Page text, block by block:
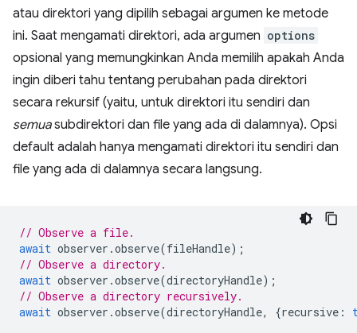
atau direktori yang dipilih sebagai argumen ke metode
ini. Saat mengamati direktori, ada argumen options
opsional yang memungkinkan Anda memilih apakah Anda
ingin diberi tahu tentang perubahan pada direktori
secara rekursif (yaitu, untuk direktori itu sendiri dan
semuasubdirektori dan file yang ada di dalamnya). Opsi
default adalah hanya mengamati direktori itu sendiri dan
file yang ada di dalamnya secara langsung.
// Observe a file.
await observer .observe(fileHandle);
// Observe a directory.
await observer .observe(directoryHandle);
// Observe a directory recursively.
await observer .observe(directoryHandle, {recursive :